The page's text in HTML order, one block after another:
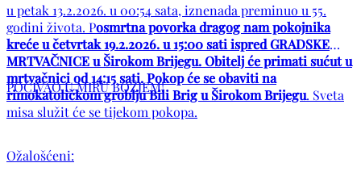
u petak 13.2.2026. u 00:54 sata, iznenada preminuo u 55.
godini života. Posmrtna povorka dragog nam pokojnika
kreće u četvrtak 19.2.2026. u 15:00 sati ispred GRADSKE
MRTVAČNICE u Širokom Brijegu. Obitelj će primati sućut u
mrtvačnici od 14:15 sati. Pokop će se obaviti na
rimokatoličkom groblju Bili Brig u Širokom Brijegu. Sveta
misa služit će se tijekom pokopa.
POČIVAO U MIRU BOŽJEM!
Ožalošćeni: